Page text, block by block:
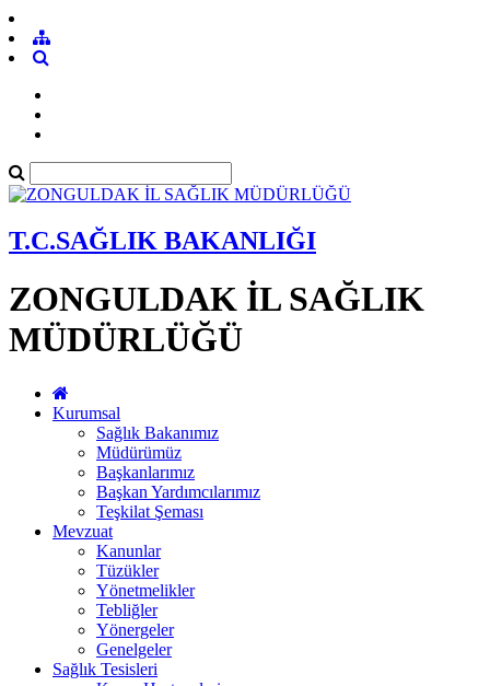
T.C.SAĞLIK BAKANLIĞI
ZONGULDAK İL SAĞLIK
MÜDÜRLÜĞÜ
Kurumsal
Sağlık Bakanımız
Müdürümüz
Başkanlarımız
Başkan Yardımcılarımız
Teşkilat Şeması
Mevzuat
Kanunlar
Tüzükler
Yönetmelikler
Tebliğler
Yönergeler
Genelgeler
Sağlık Tesisleri